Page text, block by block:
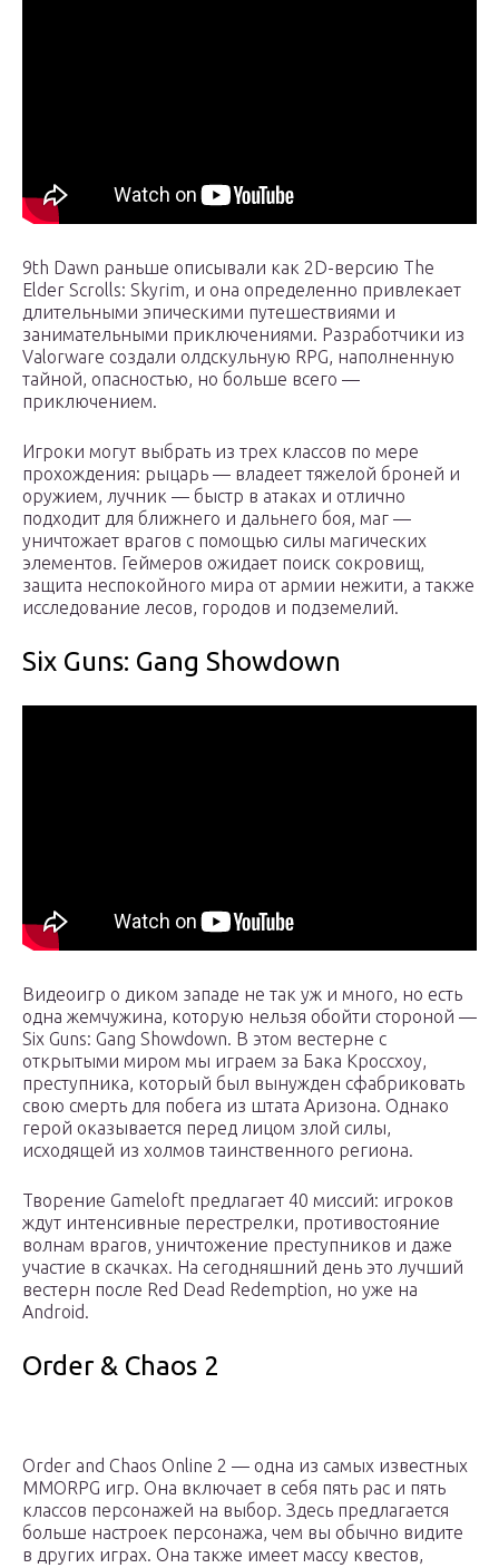
9th Dawn раньше описывали как 2D-версию The
Elder Scrolls: Skyrim, и она определенно привлекает
длительными эпическими путешествиями и
занимательными приключениями. Разработчики из
Valorware создали олдскульную RPG, наполненную
тайной, опасностью, но больше всего —
приключением.
Игроки могут выбрать из трех классов по мере
прохождения: рыцарь — владеет тяжелой броней и
оружием, лучник — быстр в атаках и отлично
подходит для ближнего и дальнего боя, маг —
уничтожает врагов с помощью силы магических
элементов. Геймеров ожидает поиск сокровищ,
защита неспокойного мира от армии нежити, а также
исследование лесов, городов и подземелий.
Six Guns: Gang Showdown
Видеоигр о диком западе не так уж и много, но есть
одна жемчужина, которую нельзя обойти стороной —
Six Guns: Gang Showdown. В этом вестерне с
открытыми миром мы играем за Бака Кроссхоу,
преступника, который был вынужден сфабриковать
свою смерть для побега из штата Аризона. Однако
герой оказывается перед лицом злой силы,
исходящей из холмов таинственного региона.
Творение Gameloft предлагает 40 миссий: игроков
ждут интенсивные перестрелки, противостояние
волнам врагов, уничтожение преступников и даже
участие в скачках. На сегодняшний день это лучший
вестерн после Red Dead Redemption, но уже на
Android.
Order & Chaos 2
Order and Chaos Online 2 — одна из самых известных
MMORPG игр. Она включает в себя пять рас и пять
классов персонажей на выбор. Здесь предлагается
больше настроек персонажа, чем вы обычно видите
в других играх. Она также имеет массу квестов,